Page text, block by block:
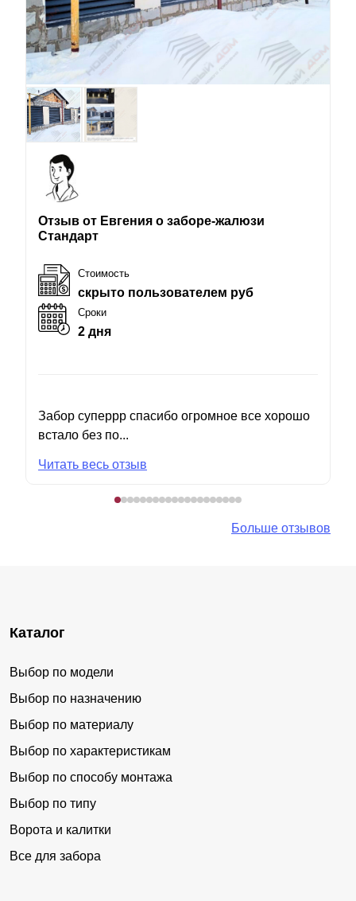
Отзыв от Евгения о заборе-жалюзи
Стандарт
Стоимость
скрыто пользователем руб
Сроки
2 дня
Забор суперрр спасибо огромное все хорошо
встало без по...
Читать весь отзыв
Больше отзывов
Каталог
Выбор по модели
Выбор по назначению
Выбор по материалу
Выбор по характеристикам
Выбор по способу монтажа
Выбор по типу
Ворота и калитки
Все для забора